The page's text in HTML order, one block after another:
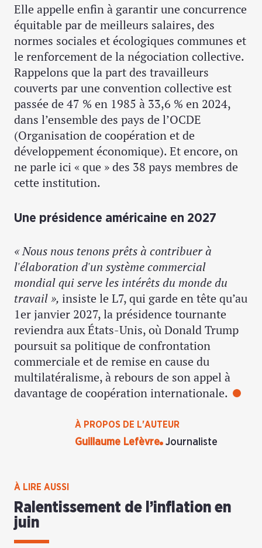
Elle appelle enfin à garantir une concurrence
équitable par de meilleurs salaires, des
normes sociales et écologiques communes et
le renforcement de la négociation collective.
Rappelons que la part des travailleurs
couverts par une convention collective est
passée de 47 % en 1985 à 33,6 % en 2024,
dans l’ensemble des pays de l’OCDE
(Organisation de coopération et de
développement économique). Et encore, on
ne parle ici « que » des 38 pays membres de
cette institution.
Une présidence américaine en 2027
À PROPOS DE L'AUTEUR
Guillaume Lefèvre Journaliste
« Nous nous tenons prêts à contribuer à
l'élaboration d'un système commercial
mondial qui serve les intérêts du monde du
travail », insiste le L7, qui garde en tête qu’au
1er janvier 2027, la présidence tournante
reviendra aux États-Unis, où Donald Trump
poursuit sa politique de confrontation
commerciale et de remise en cause du
multilatéralisme, à rebours de son appel à
davantage de coopération internationale.
À LIRE AUSSI
Ralentissement de l’inflation en
juin